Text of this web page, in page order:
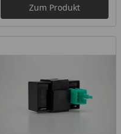
Zum Produkt